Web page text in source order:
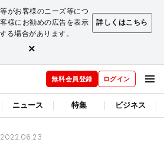
がお客様のニーズ等につ
様にお勧めの広告を表示
る場合があります。
詳しくはこちら
×
無料会員登録 ログイン
ニュース 特集 ビジネス
2022.06.23